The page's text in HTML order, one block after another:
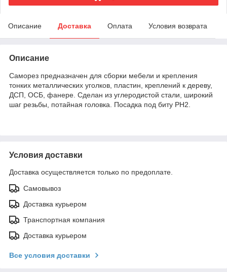
Описание Доставка Оплата Условия возврата
Описание
Саморез предназначен для сборки мебели и крепления
тонких металлических уголков, пластин, креплений к дереву,
ДСП, ОСБ, фанере. Сделан из углеродистой стали, широкий
шаг резьбы, потайная головка. Посадка под биту РН2.
Условия доставки
Доставка осуществляется только по предоплате.
Самовывоз
Доставка курьером
Транспортная компания
Доставка курьером
Все условия доставки